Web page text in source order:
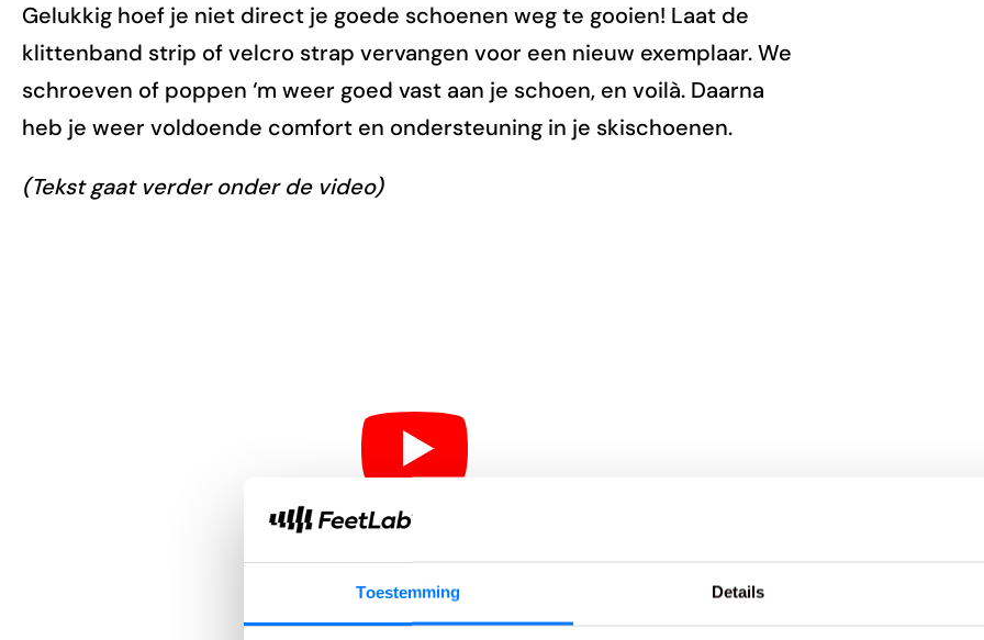
Toestemming Details
Gelukkig hoef je niet direct je goede schoenen weg te gooien! Laat de
klittenband strip of velcro strap vervangen voor een nieuw exemplaar. We
schroeven of poppen ‘m weer goed vast aan je schoen, en voilà. Daarna
heb je weer voldoende comfort en ondersteuning in je skischoenen.
(Tekst gaat verder onder de video)